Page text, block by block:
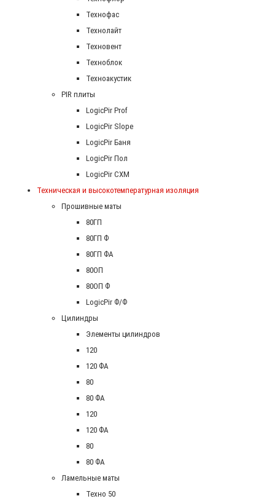
Технофас
Технолайт
Техновент
Техноблок
Техноакустик
PIR плиты
LogicPir Prof
LogicPir Slope
LogicPir Баня
LogicPir Пол
LogicPir СХМ
Техническая и высокотемпературная изоляция
Прошивные маты
80ГП
80ГП Ф
80ГП ФА
80ОП
80ОП Ф
LogicPir Ф/Ф
Цилиндры
Элементы цилиндров
120
120 ФА
80
80 ФА
120
120 ФА
80
80 ФА
Ламельные маты
Техно 50